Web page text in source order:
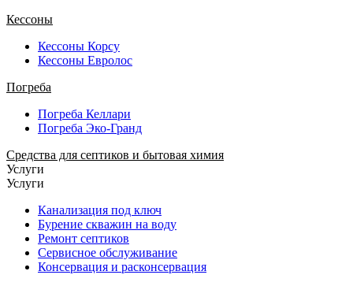
Кессоны
Кессоны Корсу
Кессоны Евролос
Погреба
Погреба Келлари
Погреба Эко-Гранд
Средства для септиков и бытовая химия
Услуги
Услуги
Канализация под ключ
Бурение скважин на воду
Ремонт септиков
Сервисное обслуживание
Консервация и расконсервация